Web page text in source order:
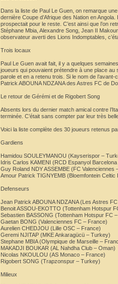
Dans la liste de Paul Le Guen, on remarque
dernière Coupe d’Afrique des Nation en
prospectait pour le reste. C’est ainsi que l’on
Stéphane Mbia, Alexandre Song, Jean II
observateur averti des Lions Indomptables,
Trois locaux
Paul Le Guen avait fait, il y a quelques
joueurs qui pouvaient prétendre à une place au
parole et en a retenu trois. Si le nom de
Patrick ABOUNA NDZANA des Astres FC de
Le retour de Gérémi et de Rigobert Song
Absents lors du dernier match amical contre
terminée. C’était sans compter par leur très
Voici la liste complète des 30 joueurs retenus
Gardiens
Hamidou SOULEYMANOU (Kayserispor –
Idris Carlos KAMENI (RCD Espanyol
Guy Roland NDY ASSEMBE (FC Valenciennes
Amour Patrick TIGNYEMB (Bloemfontein Celtic
Defenseurs
Jean Patrick ABOUNA NDZANA (Les Astres
Benoit ASSOU-EKOTTO (Tottenham Hotspur
Sebastien BASSONG (Tottenham Hotspur FC
Gaetan BONG (Valenciennes FC – France)
Aurelien CHEDJOU (Lille OSC – France)
Geremi NJITAP (MKE Ankaragücü – Turkey)
Stephane MBIA (Olympique de Marseille –
MAKADJI BOUKAR (AL Nahdha Club – Oman)
Nicolas NKOULOU (AS Monaco – France)
Rigobert SONG (Trapzonspur – Turkey)
Milieux